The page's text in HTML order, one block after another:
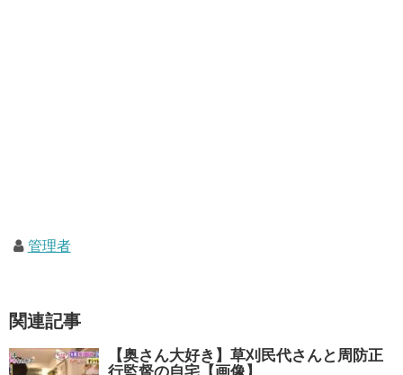
管理者
関連記事
【奥さん大好き】草刈民代さんと周防正